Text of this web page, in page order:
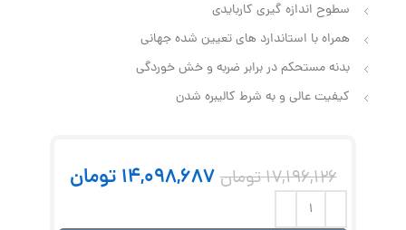
سطوح اندازه گیری کاربایدی
همراه با استاندارد های تعیین شده جهانی
بدنه مستحکم در برابر ضربه و خش خوردگی
کیفیت عالی و به شرط کالیبره شدن
17,196,126تومان 14,098,687 تومان